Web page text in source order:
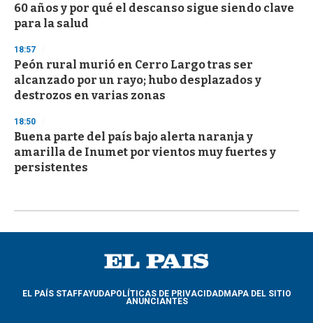
60 años y por qué el descanso sigue siendo clave
para la salud
18:57
Peón rural murió en Cerro Largo tras ser
alcanzado por un rayo; hubo desplazados y
destrozos en varias zonas
18:50
Buena parte del país bajo alerta naranja y
amarilla de Inumet por vientos muy fuertes y
persistentes
EL PAÍS STAFFAYUDAPOLÍTICAS DE PRIVACIDADMAPA DEL SITIO
ANUNCIANTES